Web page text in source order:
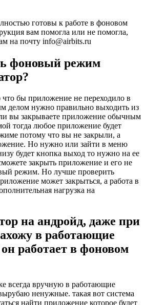
готовы к работе в фоновом
вам помогла или не помогла,
на почту info@airbits.ru
фоновый режим
бы приложение не переходило в
делом нужно правильно выходить из
вы закрываете приложение обычным
тогда любое приложение будет
потому что вы не закрыли, а
Но нужно или зайти в меню
будет кнопка выход то нужно на ее
закрыть приложение и его не
режим. Но лучше проверить
может закрыться, а работа в
нагрузка на
на андройд, даже при
в работающие
работает в фоновом
всегда вручную в работающие
ненужные. такая вот система
найти приложение которое будет